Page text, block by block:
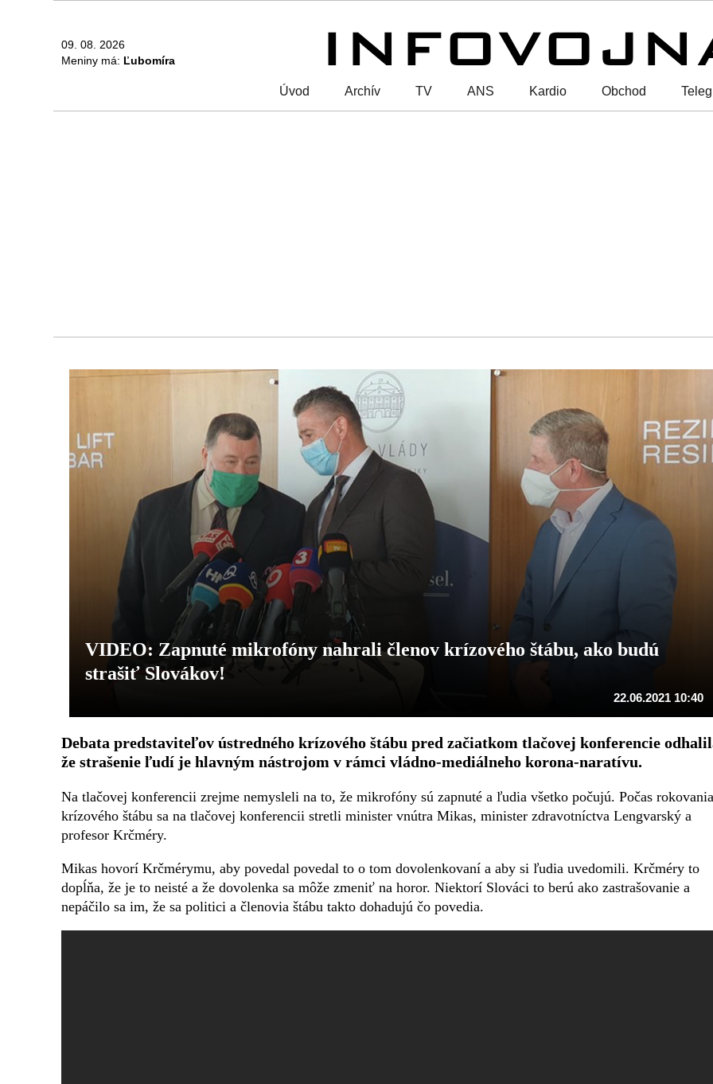
09. 08. 2026
Meniny má: Ľubomíra
Úvod Archív TV ANS Kardio Obchod
VIDEO: Zapnuté mikrofóny nahrali členov krízového štábu, ako budú
strašiť Slovákov!
22.06.2021 10:40
Debata predstaviteľov ústredného krízového štábu pred začiatkom tlačovej konferencie
že strašenie ľudí je hlavným nástrojom v rámci vládno-mediálneho korona-naratívu.
Na tlačovej konferencii zrejme nemysleli na to, že mikrofóny sú zapnuté a ľudia všetko počujú. Počas rokovania
krízového štábu sa na tlačovej konferencii stretli minister vnútra Mikas, minister zdravotníctva Lengvarský a
profesor Krčméry.
Mikas hovorí Krčmérymu, aby povedal povedal to o tom dovolenkovaní a aby si ľudia uvedomili. Krčméry to
dopĺňa, že je to neisté a že dovolenka sa môže zmeniť na horor. Niektorí Slováci to berú ako zastrašovanie a
nepáčilo sa im, že sa politici a členovia štábu takto dohadujú čo povedia.